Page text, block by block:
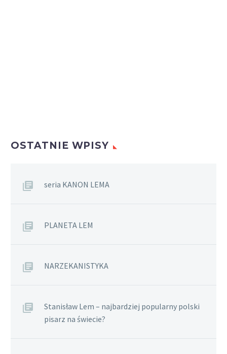
OSTATNIE WPISY
seria KANON LEMA
PLANETA LEM
NARZEKANISTYKA
Stanisław Lem – najbardziej popularny polski
pisarz na świecie?